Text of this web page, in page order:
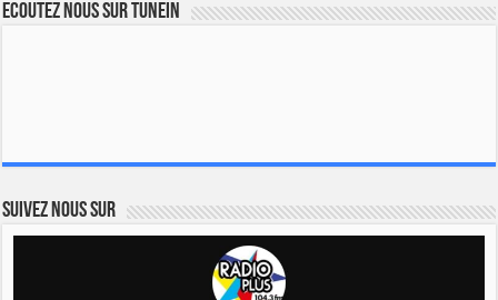
Ecoutez nous sur TuneIn
Suivez nous sur